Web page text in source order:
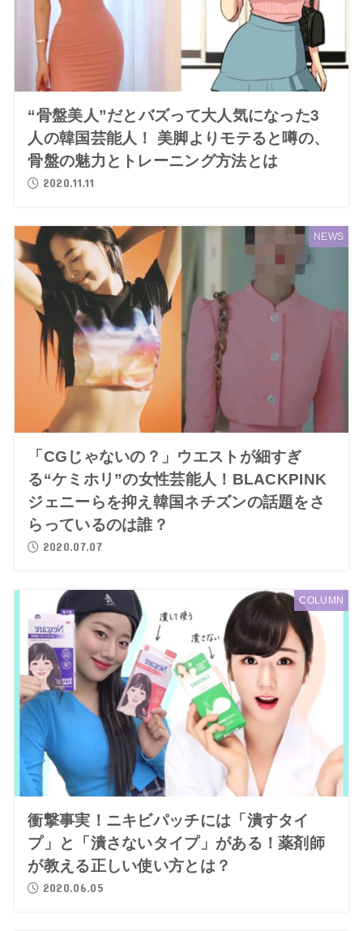
“骨盤美人”だとバズって大人気になった3
人の韓国芸能人！ 美脚よりモテると噂の、
骨盤の魅力とトレーニング方法とは
2020.11.11
NEWS
「CGじゃないの？」ウエストが細すぎ
る“ケミホリ”の女性芸能人！BLACKPINK
ジェニーらを抑え韓国ネチズンの話題をさ
らっているのは誰？
2020.07.07
COLUMN
衝撃事実！ニキビパッチには「潰すタイ
プ」と「潰さないタイプ」がある！薬剤師
が教える正しい使い方とは？
2020.06.05